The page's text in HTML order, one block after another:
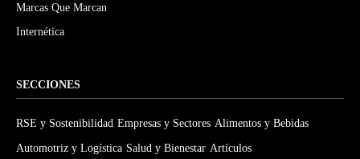
Marcas Que Marcan
Internética
SECCIONES
RSE y Sostenibilidad Empresas y Sectores Alimentos y Bebidas
Automotriz y Logística Salud y Bienestar Artículos